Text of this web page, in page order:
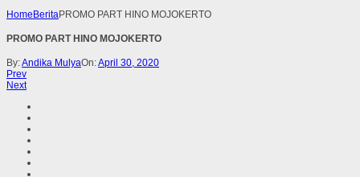
Home BeritaPROMO PART HINO MOJOKERTO
PROMO PART HINO MOJOKERTO
By:Andika MulyaOn:April 30, 2020
Prev
Next